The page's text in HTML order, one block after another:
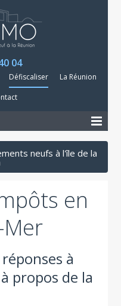
04
Défiscaliser
La Réunion
neufs à l'île de la
en
à
propos de la